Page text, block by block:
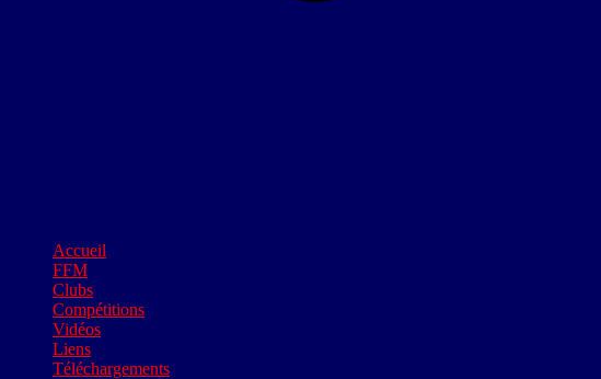
Accueil
FFM
Clubs
Compétitions
Vidéos
Liens
Téléchargements